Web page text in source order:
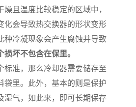
燥且温度比较稳定的区域中，
化会导致热交换器的形状变形
种冷凝现象会产生腐蚀并导致
损坏不包含在保里。
标准，那么冷却器需要储存至
袋里。此外，基本的则是保护
湿气，如此来，即可长期保存